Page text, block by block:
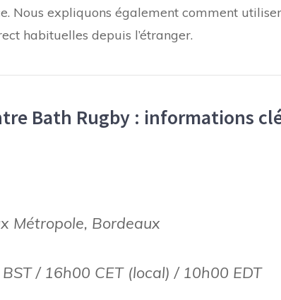
Nous expliquons également comment utiliser
habituelles depuis l’étranger.
Bath Rugby : informations
Métropole, Bordeaux
/ 16h00 CET (local) / 10h00 EDT